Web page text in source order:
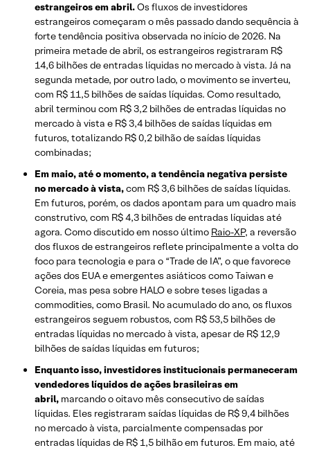
estrangeiros em abril.Os fluxos de investidores
estrangeiros começaram o mês passado dando sequência à
forte tendência positiva observada no início de 2026. Na
primeira metade de abril, os estrangeiros registraram R$
14,6 bilhões de entradas líquidas no mercado à vista. Já na
segunda metade, por outro lado, o movimento se inverteu,
com R$ 11,5 bilhões de saídas líquidas. Como resultado,
abril terminou com R$ 3,2 bilhões de entradas líquidas no
mercado à vista e R$ 3,4 bilhões de saídas líquidas em
futuros, totalizando R$ 0,2 bilhão de saídas líquidas
combinadas;
Em maio, até o momento, a tendência negativa persiste
no mercado à vista,com R$ 3,6 bilhões de saídas líquidas.
Em futuros, porém, os dados apontam para um quadro mais
construtivo, com R$ 4,3 bilhões de entradas líquidas até
agora. Como discutido em nosso último Raio-XP, a reversão
dos fluxos de estrangeiros reflete principalmente a volta do
foco para tecnologia e para o “Trade de IA”, o que favorece
ações dos EUA e emergentes asiáticos como Taiwan e
Coreia, mas pesa sobre HALO e sobre teses ligadas a
commodities, como Brasil. No acumulado do ano, os fluxos
estrangeiros seguem robustos, com R$ 53,5 bilhões de
entradas líquidas no mercado à vista, apesar de R$ 12,9
bilhões de saídas líquidas em futuros;
Enquanto isso, investidores institucionais permaneceram
vendedores líquidos de ações brasileiras em
abril, marcando o oitavo mês consecutivo de saídas
líquidas. Eles registraram saídas líquidas de R$ 9,4 bilhões
no mercado à vista, parcialmente compensadas por
entradas líquidas de R$ 1,5 bilhão em futuros. Em maio, até